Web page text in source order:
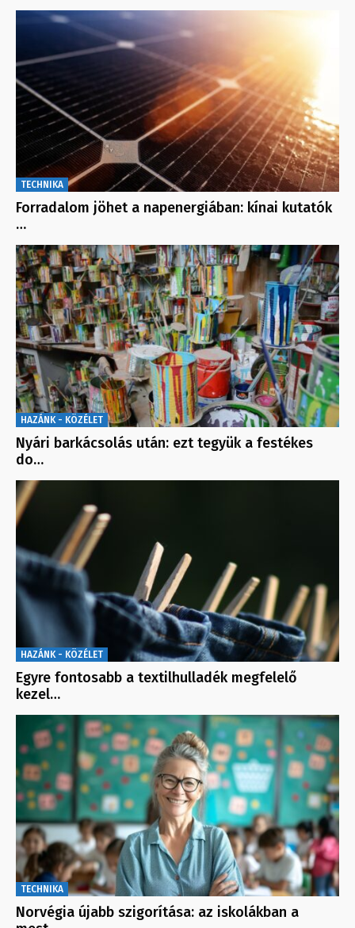
TECHNIKA
Forradalom jöhet a napenergiában: kínai kutatók
…
HAZÁNK - KÖZÉLET
Nyári barkácsolás után: ezt tegyük a festékes
do…
HAZÁNK - KÖZÉLET
Egyre fontosabb a textilhulladék megfelelő
kezel…
TECHNIKA
Norvégia újabb szigorítása: az iskolákban a